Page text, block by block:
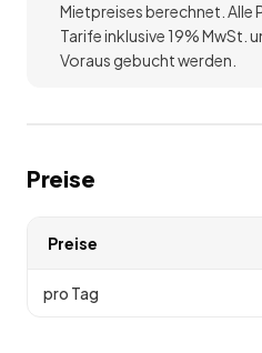
Mietpreises berechnet. Alle
Tarife inklusive 19% MwSt.
Voraus gebucht werden.
Preise
Preise
pro Tag